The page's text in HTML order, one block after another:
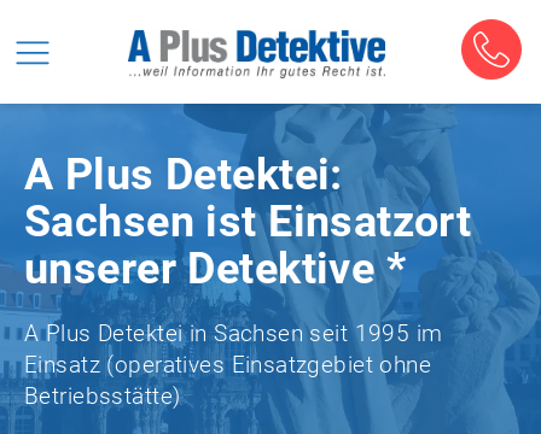
A Plus Detektei:
Sachsen ist Einsatzort
unserer Detektive *
A Plus Detektei in Sachsen seit 1995 im
Einsatz (operatives Einsatzgebiet ohne
Betriebsstätte)